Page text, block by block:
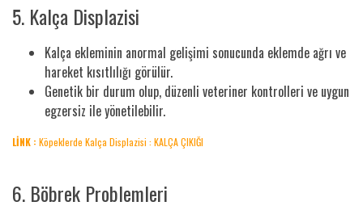
5. Kalça Displazisi
Kalça ekleminin anormal gelişimi sonucunda eklemde ağrı ve
hareket kısıtlılığı görülür.
Genetik bir durum olup, düzenli veteriner kontrolleri ve uygun
egzersiz ile yönetilebilir.
LİNK : Köpeklerde Kalça Displazisi : KALÇA ÇIKIĞI
6. Böbrek Problemleri